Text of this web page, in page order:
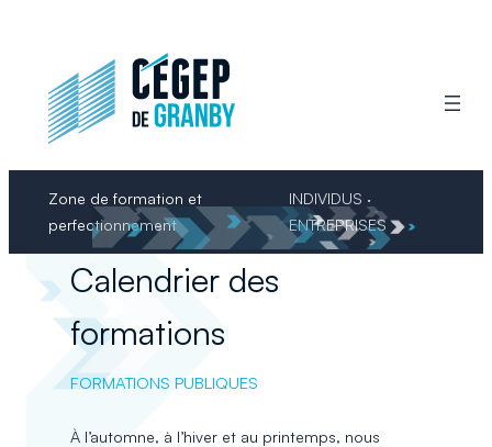
Zone de formation et
perfectionnement
INDIVIDUS ·
ENTREPRISES
Calendrier des
formations
FORMATIONS PUBLIQUES
À l’automne, à l’hiver et au printemps, nous